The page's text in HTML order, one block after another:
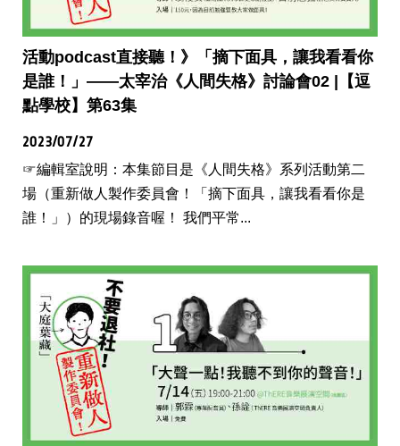
活動podcast直接聽！》「摘下面具，讓我看看你
是誰！」——太宰治《人間失格》討論會02 |【逗
點學校】第63集
2023/07/27
☞編輯室說明：本集節目是《人間失格》系列活動第二
場（重新做人製作委員會！「摘下面具，讓我看看你是
誰！」）的現場錄音喔！ 我們平常...